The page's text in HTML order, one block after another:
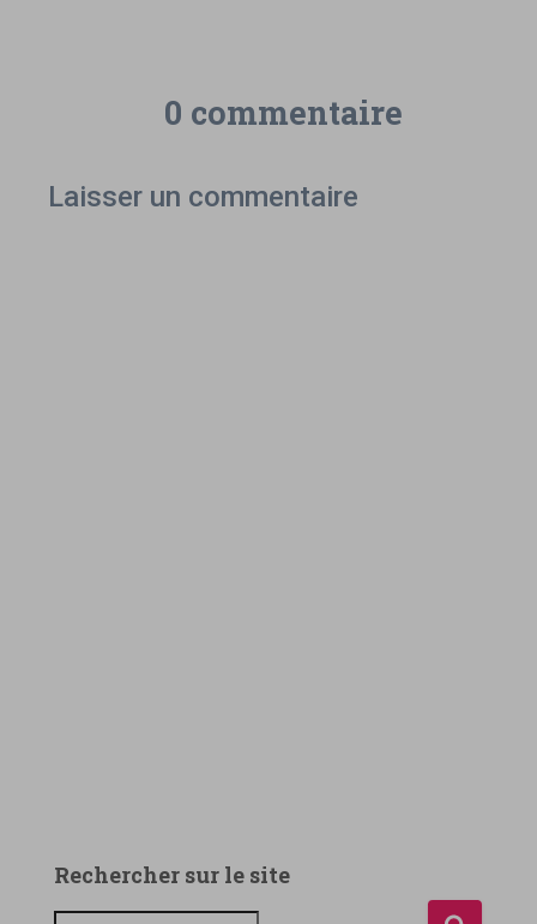
0 commentaire
Laisser un commentaire
Rechercher sur le site